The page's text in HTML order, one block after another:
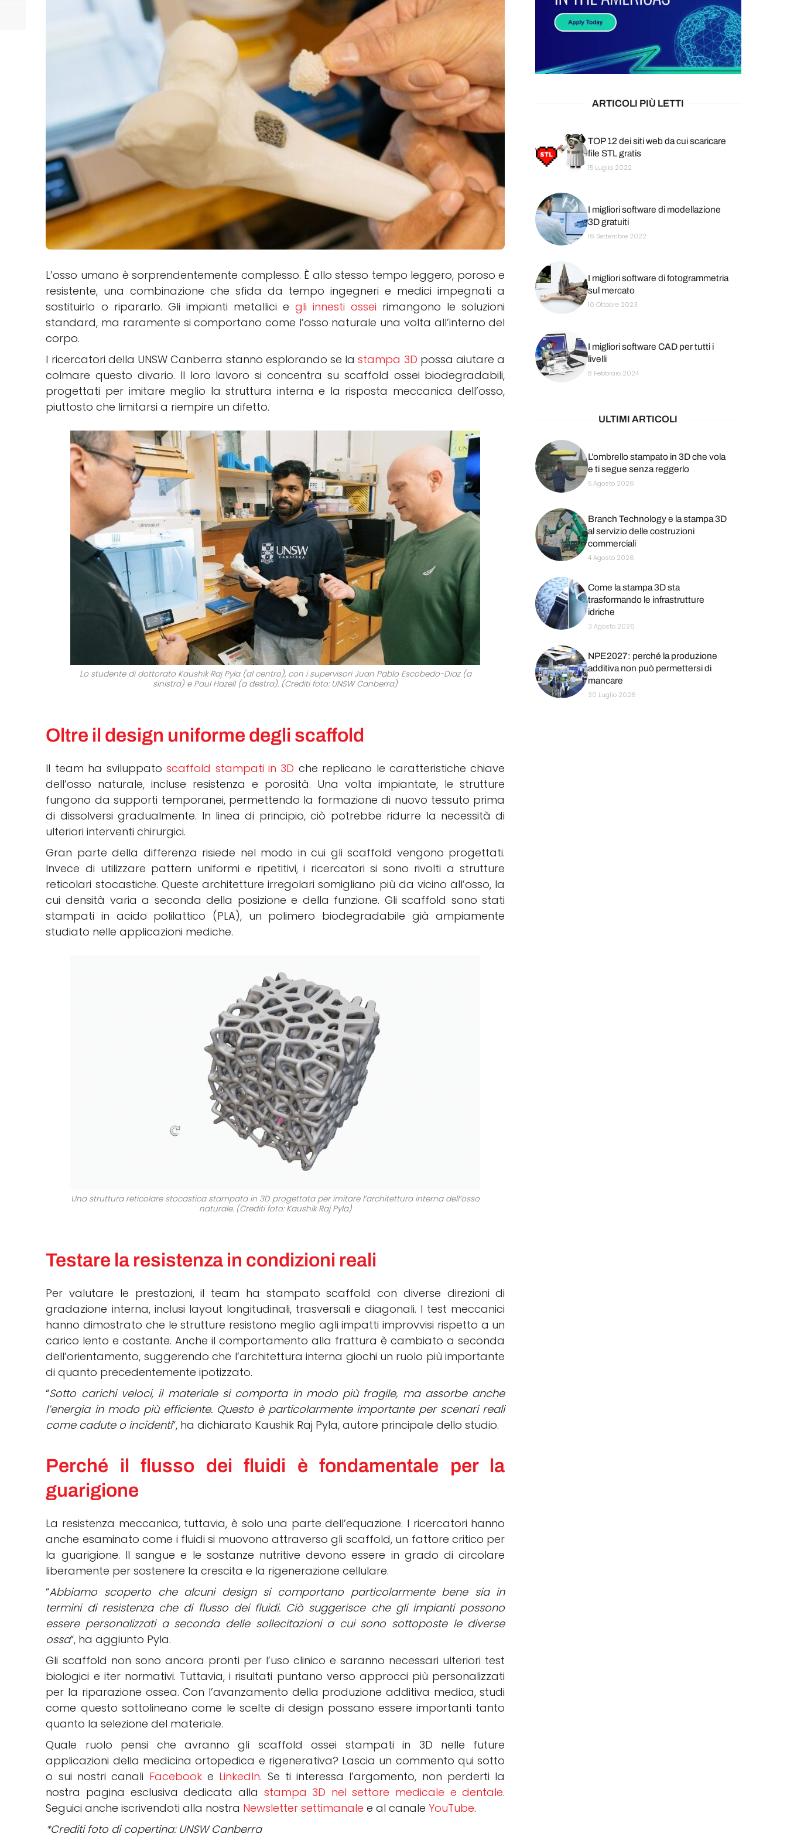
Software 3D
Stampanti 3D
Video
L’osso umano è sorprendentemente complesso. È allo stesso tempo leggero, poroso e
resistente, una combinazione che sfida da tempo ingegneri e medici impegnati a
sostituirlo o ripararlo. Gli impianti metallici e gli innesti ossei rimangono le soluzioni
standard, ma raramente si comportano come l’osso naturale una volta all’interno del
corpo.
I ricercatori della UNSW Canberra stanno esplorando se la stampa 3D possa aiutare a
colmare questo divario. Il loro lavoro si concentra su scaffold ossei biodegradabili,
progettati per imitare meglio la struttura interna e la risposta meccanica dell’osso,
piuttosto che limitarsi a riempire un difetto.
Lo studente di dottorato Kaushik Raj Pyla (al centro), con i supervisori Juan Pablo Escobedo-Diaz (a
sinistra) e Paul Hazell (a destra). (Crediti foto: UNSW Canberra)
Oltre il design uniforme degli scaffold
Il team ha sviluppatoscaffold stampati in 3D che replicano le caratteristiche chiave
dell’osso naturale, incluse resistenza e porosità. Una volta impiantate, le strutture
fungono da supporti temporanei, permettendo la formazione di nuovo tessuto prima
di dissolversi gradualmente. In linea di principio, ciò potrebbe ridurre la necessità di
ulteriori interventi chirurgici.
Gran parte della differenza risiede nel modo in cui gli scaffold vengono progettati.
Invece di utilizzare pattern uniformi e ripetitivi, i ricercatori si sono rivolti a strutture
reticolari stocastiche. Queste architetture irregolari somigliano più da vicino all’osso, la
cui densità varia a seconda della posizione e della funzione. Gli scaffold sono stati
stampati in acido polilattico (PLA), un polimero biodegradabile già ampiamente
studiato nelle applicazioni mediche.
Una struttura reticolare stocastica stampata in 3D progettata per imitare l’architettura interna dell’osso
naturale. (Crediti foto: Kaushik Raj Pyla)
Testare la resistenza in condizioni reali
Per valutare le prestazioni, il team ha stampato scaffold con diverse direzioni di
gradazione interna, inclusi layout longitudinali, trasversali e diagonali. I test meccanici
hanno dimostrato che le strutture resistono meglio agli impatti improvvisi rispetto a un
carico lento e costante. Anche il comportamento alla frattura è cambiato a seconda
dell’orientamento, suggerendo che l’architettura interna giochi un ruolo più importante
di quanto precedentemente ipotizzato.
“Sotto carichi veloci, il materiale si comporta in modo più fragile, ma assorbe anche
l’energia in modo più efficiente. Questo è particolarmente importante per scenari reali
come cadute o incidenti“, ha dichiarato Kaushik Raj Pyla, autore principale dello studio.
Perché il flusso dei fluidi è fondamentale per la
guarigione
La resistenza meccanica, tuttavia, è solo una parte dell’equazione. I ricercatori hanno
anche esaminato come i fluidi si muovono attraverso gli scaffold, un fattore critico per
la guarigione. Il sangue e le sostanze nutritive devono essere in grado di circolare
liberamente per sostenere la crescita e la rigenerazione cellulare.
“Abbiamo scoperto che alcuni design si comportano particolarmente bene sia in
termini di resistenza che di flusso dei fluidi. Ciò suggerisce che gli impianti possono
essere personalizzati a seconda delle sollecitazioni a cui sono sottoposte le diverse
ossa“, ha aggiunto Pyla.
Gli scaffold non sono ancora pronti per l’uso clinico e saranno necessari ulteriori test
biologici e iter normativi. Tuttavia, i risultati puntano verso approcci più personalizzati
per la riparazione ossea. Con l’avanzamento della produzione additiva medica, studi
come questo sottolineano come le scelte di design possano essere importanti tanto
quanto la selezione del materiale.
Quale ruolo pensi che avranno gli scaffold ossei stampati in 3D nelle future
applicazioni della medicina ortopedica e rigenerativa? Lascia un commento qui sotto
o sui nostri canali Facebooke LinkedIn. Se ti interessa l’argomento, non perderti la
nostra pagina esclusiva dedicata alla stampa 3D nel settore medicale e dentale.
Seguici anche iscrivendoti alla nostra Newsletter settimanale e al canale YouTube.
*Crediti foto di copertina: UNSW Canberra
ARTICOLI PIÙ LETTI
TOP 12 dei siti web da cui scaricare
file STL gratis
15 Luglio 2022
I migliori software di modellazione
3D gratuiti
16 Settembre 2022
I migliori software di fotogrammetria
sul mercato
10 Ottobre 2023
I migliori software CAD per tutti i
livelli
8 Febbraio 2024
ULTIMI ARTICOLI
L’ombrello stampato in 3D che vola
e ti segue senza reggerlo
5 Agosto 2026
Branch Technology e la stampa 3D
al servizio delle costruzioni
commerciali
4 Agosto 2026
Come la stampa 3D sta
trasformando le infrastrutture
idriche
3 Agosto 2026
NPE2027: perché la produzione
additiva non può permettersi di
mancare
30 Luglio 2026